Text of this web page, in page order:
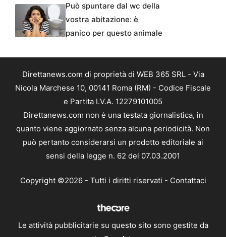
Può spuntare dal wc della
vostra abitazione: è
panico per questo animale
Direttanews.com di proprietà di WEB 365 SRL - Via
Nicola Marchese 10, 00141 Roma (RM) - Codice Fiscale
e Partita I.V.A. 12279101005
Direttanews.com non è una testata giornalistica, in
quanto viene aggiornato senza alcuna periodicità. Non
può pertanto considerarsi un prodotto editoriale ai
sensi della legge n. 62 del 07.03.2001
Copyright ©2026 - Tutti i diritti riservati - Contattaci
Le attività pubblicitarie su questo sito sono gestite da